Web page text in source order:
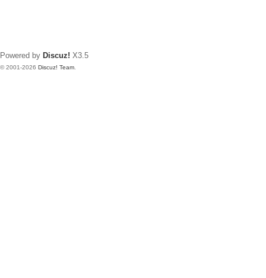
Powered by Discuz! X3.5
© 2001-2026 Discuz! Team